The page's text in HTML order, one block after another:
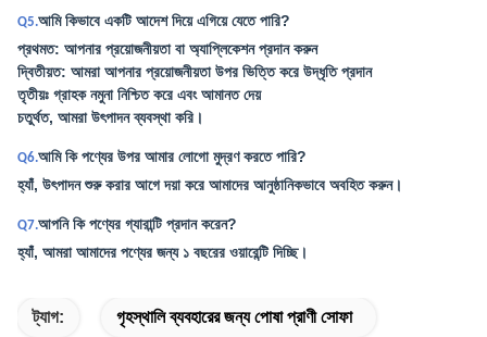
Q5.আমি কিভাবে একটি আদেশ দিয়ে এগিয়ে যেতে পারি?
প্রথমত: আপনার প্রয়োজনীয়তা বা অ্যাপ্লিকেশন প্রদান করুন
দ্বিতীয়ত: আমরা আপনার প্রয়োজনীয়তা উপর ভিত্তি করে উদ্ধৃতি প্রদান
তৃতীয়ঃ গ্রাহক নমুনা নিশ্চিত করে এবং আমানত দেয়
চতুর্থত, আমরা উৎপাদন ব্যবস্থা করি।
Q6.আমি কি পণ্যের উপর আমার লোগো মুদ্রণ করতে পারি?
হ্যাঁ, উৎপাদন শুরু করার আগে দয়া করে আমাদের আনুষ্ঠানিকভাবে অবহিত করুন।
Q7.আপনি কি পণ্যের গ্যারান্টি প্রদান করেন?
হ্যাঁ, আমরা আমাদের পণ্যের জন্য ১ বছরের ওয়ারেন্টি দিচ্ছি।
ট্যাগ: গৃহস্থালি ব্যবহারের জন্য পোষা প্রাণী সোফা